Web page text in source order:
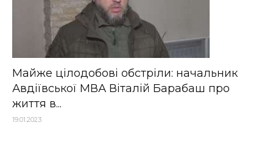
Майже цілодобові обстріли: начальник
Авдіївської МВА Віталій Барабаш про
життя в...
19.01.2023